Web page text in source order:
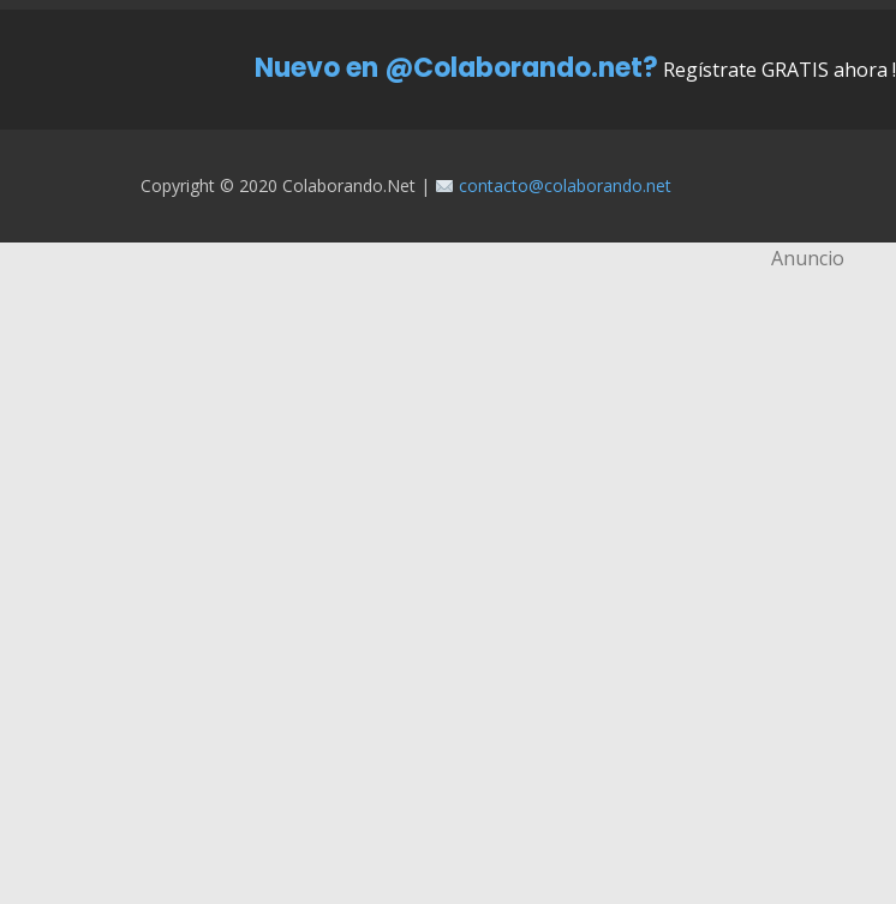
Nuevo en @Colaborando.net? Regístrate GRATIS ahora !
Copyright © 2020 Colaborando.net | contacto@colaborando.net
Anuncio